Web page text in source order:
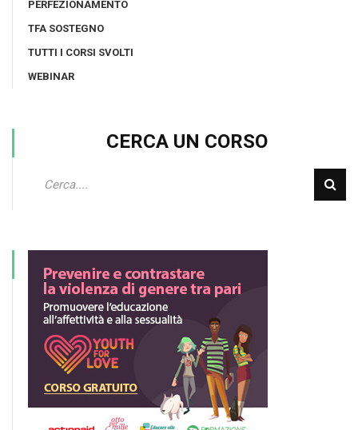
PERFEZIONAMENTO
TFA SOSTEGNO
TUTTI I CORSI SVOLTI
WEBINAR
CERCA UN CORSO